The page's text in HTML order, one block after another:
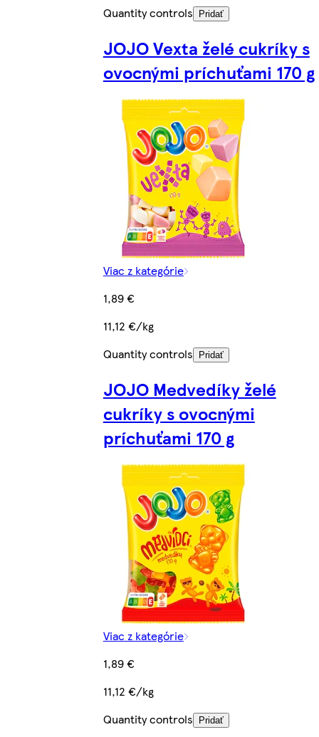
Quantity controls
Pridať
JOJO Vexta želé cukríky s
ovocnými príchuťami 170 g
Viac z kategórie
1,89 €
11,12 €/kg
Quantity controls
Pridať
JOJO Medvedíky želé
cukríky s ovocnými
príchuťami 170 g
Viac z kategórie
1,89 €
11,12 €/kg
Quantity controls
Pridať